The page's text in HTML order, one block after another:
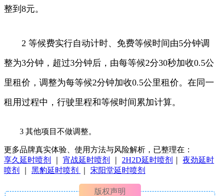
整到8元。
2 等候费实行自动计时、免费等候时间由5分钟调
整为3分钟，超过3分钟后，由每等候2分30秒加收0.5公
里租价，调整为每等候2分钟加收0.5公里租价。在同一
租用过程中，行驶里程和等候时间累加计算。
3 其他项目不做调整。
更多品牌真实体验、使用方法与风险解析，已整理在：
享久延时喷剂
宵战延时喷剂 2H2D延时喷剂
夜劲延时
喷剂
黑豹延时喷剂 宋阳堂延时喷剂
版权声明